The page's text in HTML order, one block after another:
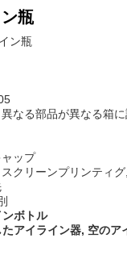
瓶
ン瓶
なる部品が異なる箱に
ップ
クリーンプリンティ
ボトル
アイライン器, 空の